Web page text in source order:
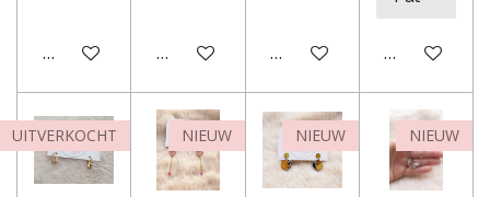
In winkelwagenIn winkelwagenIn winkelwagen
In
UITVERKOCHT NIEUW NIEUW NIEUW